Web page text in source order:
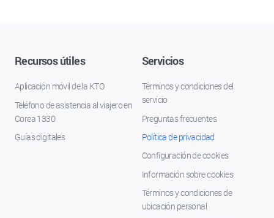
Recursos útiles
Aplicación móvil de la KTO
Teléfono de asistencia al viajero en
Corea 1330
Guías digitales
Servicios
Términos y condiciones del
servicio
Preguntas frecuentes
Política de privacidad
Configuración de cookies
Información sobre cookies
Términos y condiciones de
ubicación personal